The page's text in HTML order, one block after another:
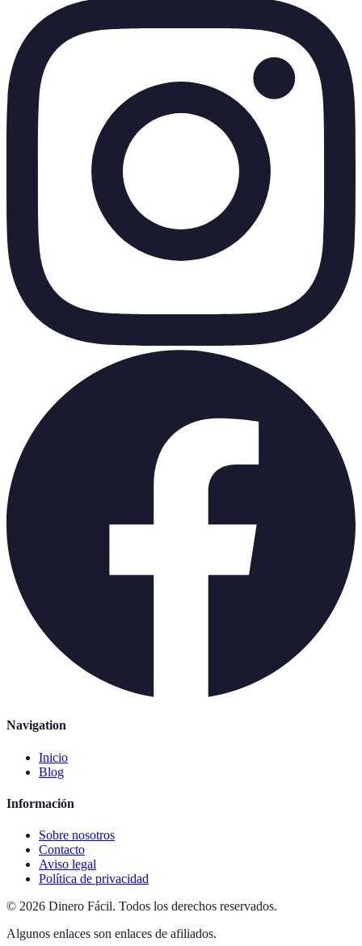
Navigation
Inicio
Blog
Información
Sobre nosotros
Contacto
Aviso legal
Política de privacidad
© 2026 Dinero Fácil. Todos los derechos reservados.
Algunos enlaces son enlaces de afiliados.